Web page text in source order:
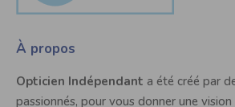
À propos
Opticien Indépendant a été créé par
passionnés, pour vous donner une